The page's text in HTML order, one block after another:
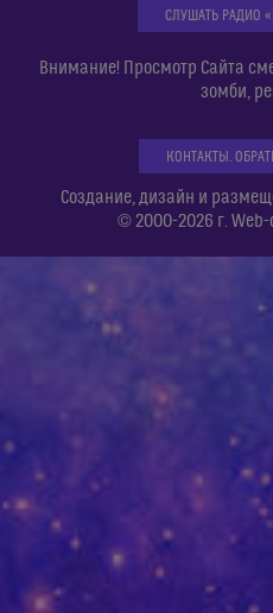
СЛУШАТЬ РАДИО
Внимание! Просмотр Сайта
зомби,
КОНТАКТЫ.
Создание, дизайн и
© 2000-2026 г.